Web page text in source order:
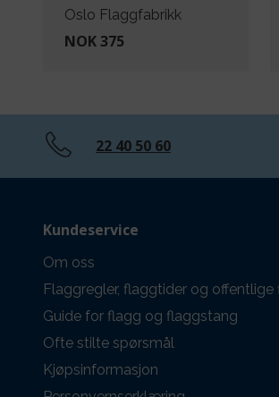
Oslo Flaggfabrikk
NOK 375
22 40 50 60
Kundeservice
Om oss
Flaggregler, flaggtider og
Guide for flagg og flaggstang
Ofte stilte spørsmål
Kjøpsinformasjon